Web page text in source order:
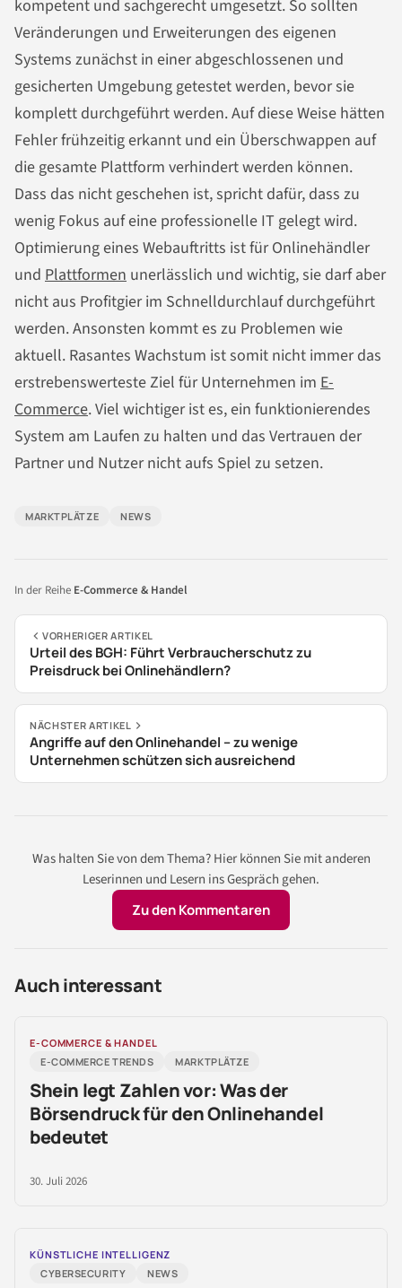
kompetent und sachgerecht umgesetzt. So sollten
Veränderungen und Erweiterungen des eigenen
Systems zunächst in einer abgeschlossenen und
gesicherten Umgebung getestet werden, bevor sie
komplett durchgeführt werden. Auf diese Weise hätten
Fehler frühzeitig erkannt und ein Überschwappen auf
die gesamte Plattform verhindert werden können.
Dass das nicht geschehen ist, spricht dafür, dass zu
wenig Fokus auf eine professionelle IT gelegt wird.
Optimierung eines Webauftritts ist für Onlinehändler
und Plattformen unerlässlich und wichtig, sie darf aber
nicht aus Profitgier im Schnelldurchlauf durchgeführt
werden. Ansonsten kommt es zu Problemen wie
aktuell. Rasantes Wachstum ist somit nicht immer das
erstrebenswerteste Ziel für Unternehmen im E-
Commerce. Viel wichtiger ist es, ein funktionierendes
System am Laufen zu halten und das Vertrauen der
Partner und Nutzer nicht aufs Spiel zu setzen.
MARKTPLÄTZE NEWS
In der Reihe E-Commerce & Handel
VORHERIGER ARTIKEL
Urteil des BGH: Führt Verbraucherschutz zu
Preisdruck bei Onlinehändlern?
NÄCHSTER ARTIKEL
Angriffe auf den Onlinehandel – zu wenige
Unternehmen schützen sich ausreichend
Was halten Sie von dem Thema? Hier können Sie mit anderen
Leserinnen und Lesern ins Gespräch gehen.
Zu den Kommentaren
Auch interessant
E-COMMERCE & HANDEL
E-COMMERCE TRENDS
MARKTPLÄTZE
Shein legt Zahlen vor: Was der
Börsendruck für den Onlinehandel
bedeutet
30. Juli 2026
KÜNSTLICHE INTELLIGENZ
CYBERSECURITY
NEWS